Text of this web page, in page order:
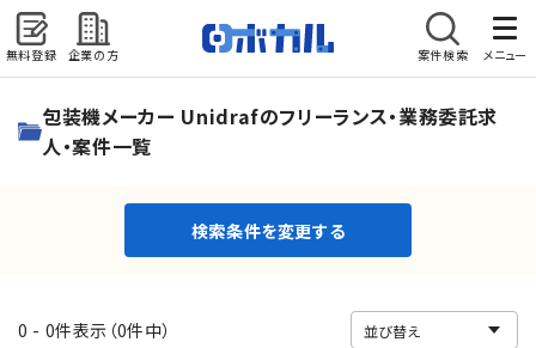
無料登録 企業の方 案件検索 メニュー
検索条件を変更する
包装機メーカー Unidrafのフリーランス・業務委託求
人・案件一覧
検索条件を変更する
0 - 0件表示（0件中）